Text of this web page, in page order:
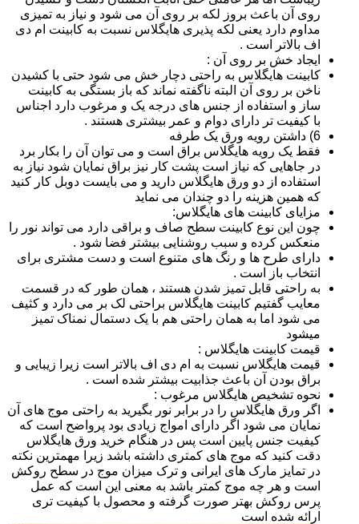
روی آن باعث بروز لکه بر روی آن می شود و نیاز به تمیزی
مداوم دارد یعنی لکه پذیری هایگلاس نسبت به کابینت ام دی
اف بالاتر است .
ایجاد خش بر روی آن :
کابینت هایگلاس به راحتی دچار خش می شود حتی با کشیدن
ناخن بر روی آن البته ناگفته نماند که باز بستگی به کابینت
ساز و استفاده از جنس های درجه یک و مرغوب دارد اجناس
با کیفیت تر دارای دوام و عمر بیشتری هستند .
6) داشتن رویه ورق یک طرفه
فقط یک رویه هایگلاس براق است و می توان آن را بکار برد
در جاهایی که نیاز است پشت کار نیز براق نمایان شود نیاز به
استفاده از دو ورق هایگلاس دارید و می بایست دوبل کار کنید
که همین هزینه را دو چندان می نماید
مزایای کابینت های هایگلاس:
چون این نوع کابینت سطح صاف و براقی دارد می تواند نور را
منعکس کرده و سبب روشنایی بیشتر فضا شود .
دارای طرح ها و رنگ های متنوع است و دست مشتری برای
انتخاب باز است .
به راحتی قابل تمیز شدن هستند ، همان طور که در قسمت
معایب گفتیم کابینت هایگلاس براحتی لک بر می دارد و کثیف
می شود اما به همان راحتی هم با یک دستمال نمناک تمیز
میشود
قیمت کابینت هایگلاس :
قیمت هایگلاس نسبت به ام دی اف بالاتر است زیرا زیبایی و
براق بودن آن باعث جذابیت بیشتر شده است .
نحوه تشخیص هایگلاس مرغوب :
اگر ورق هایگلاس را در برابر نور بگیرید به راحتی موج های آن
نمایان می شود اگر دارای امواج زیادی بود پرواضح است که
کیفیت جنس پایین است پس در هنگام خرید ورق هایگلاس
دقت کنید که موج های کمتری داشته باشد زیرا مهمترین نکته
در تمایز مارک های ایرانی و ترک میزان موج در سطح روکش
است و هر چه موج کمتر باشد به معنی این است که عمل
پرس روکش بهتر صورت گرفته و محصول با کیفیت تری
ارائه شده است